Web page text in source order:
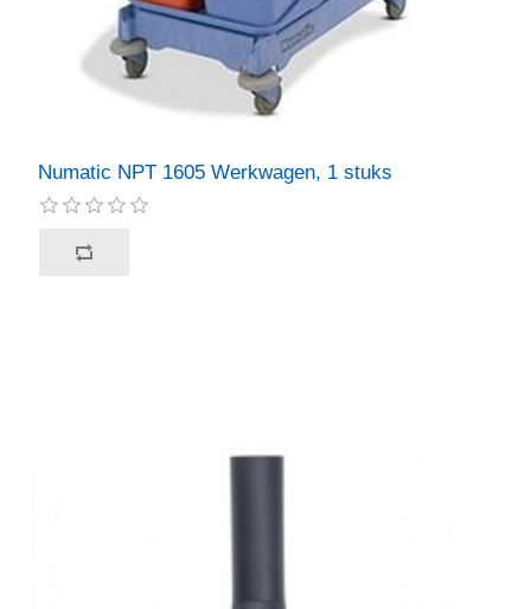
Numatic NPT 1605 Werkwagen, 1 stuks